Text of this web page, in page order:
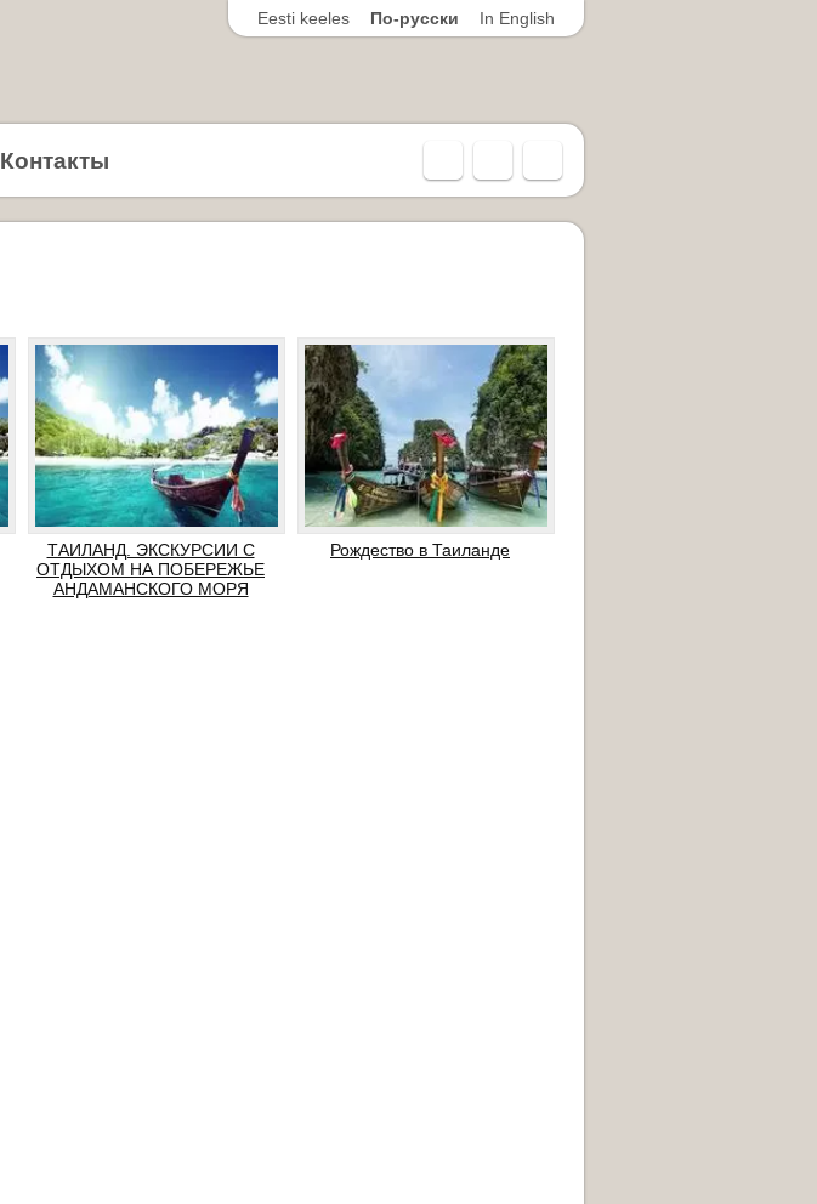
Eesti keeles По-русски In English
Контакты
tur.ee
ТАИЛАНД. ЭКСКУРСИИ С
ОТДЫХОМ НА ПОБЕРЕЖЬЕ
АНДАМАНСКОГО МОРЯ
Рождество в Таиланде